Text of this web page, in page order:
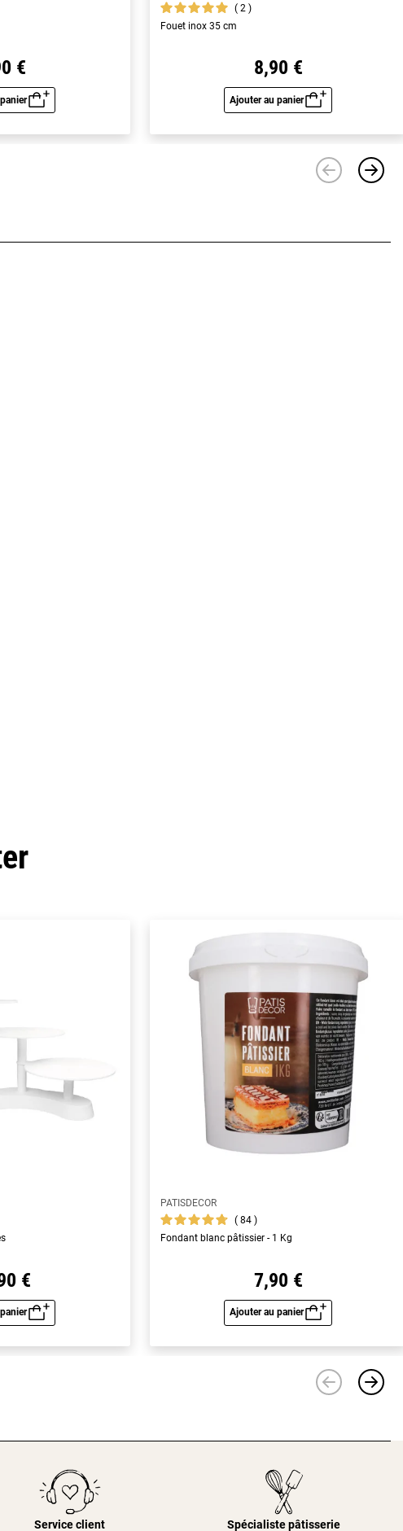
€
Aperçu rapide
2
Fouet inox 35 cm
8,90 €
Ajouter au panier
Aperçu rapide
€
Aperçu rapide
PATISDECOR
84
Fondant blanc pâtissier - 1 Kg
7,90 €
Ajouter au panier
Aperçu rapide
Service client Spécialiste pâtisserie